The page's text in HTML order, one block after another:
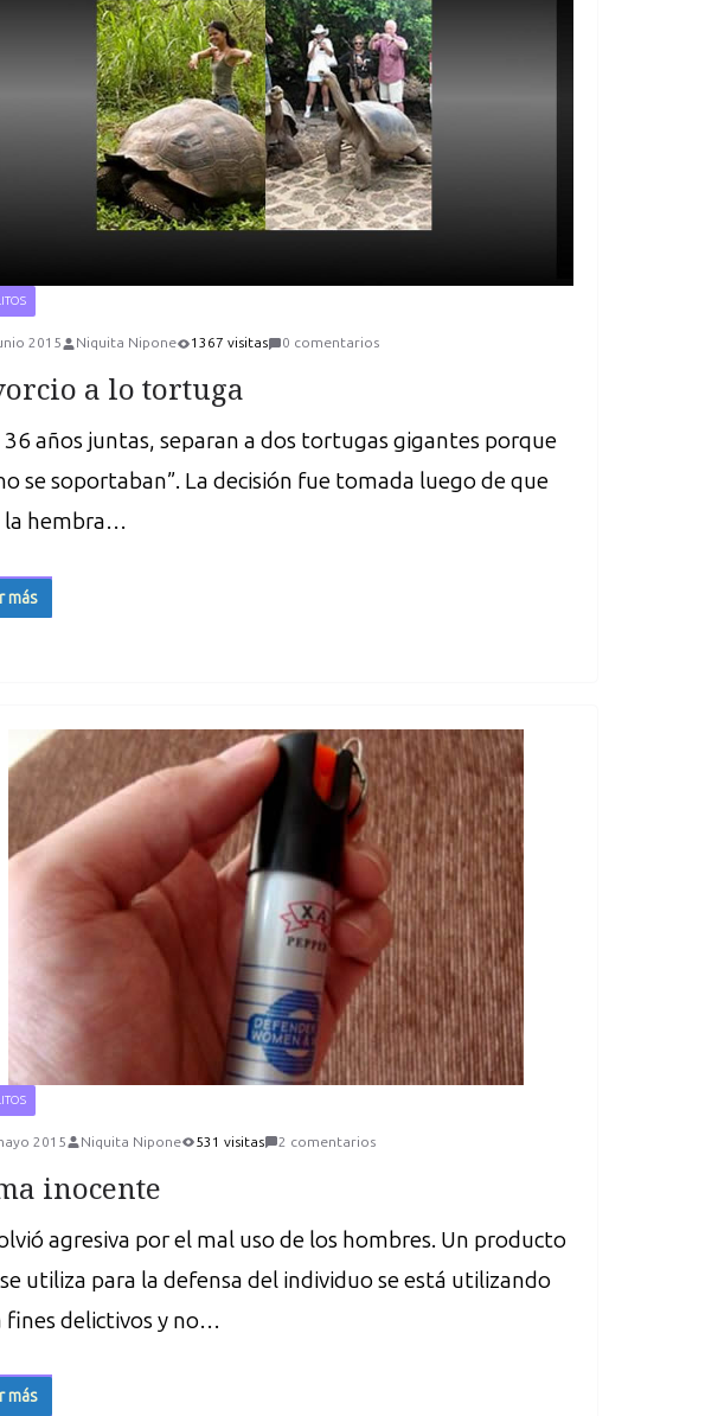
2015 Niquita Nipone 1367 visitas 0 comentarios
a lo tortuga
36 años juntas, separan a dos tortugas gigantes porque
se soportaban”. La decisión fue tomada luego de que
la hembra…
más
2015 Niquita Nipone 531 visitas 2 comentarios
inocente
agresiva por el mal uso de los hombres. Un producto
utiliza para la defensa del individuo se está utilizando
fines delictivos y no…
más